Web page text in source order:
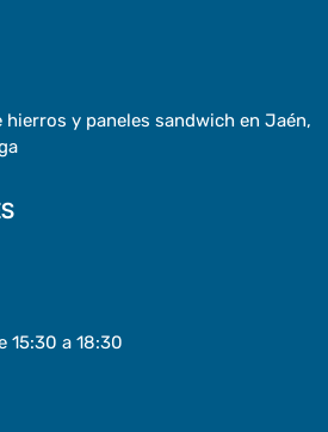
hierros y paneles sandwich en Jaén,
15:30 a 18:30